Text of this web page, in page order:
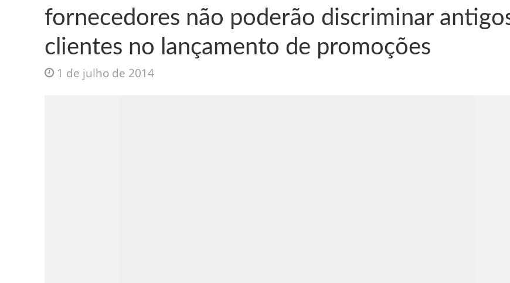
fornecedores não poderão discriminar
clientes no lançamento de promoções
1 de julho de 2014